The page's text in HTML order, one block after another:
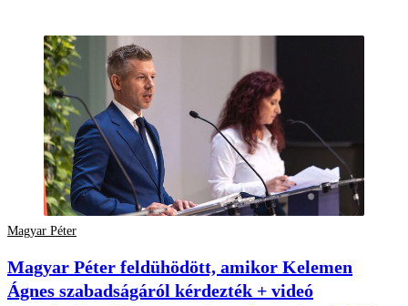
Magyar Péter
Magyar Péter feldühödött, amikor Kelemen
Ágnes szabadságáról kérdezték + videó